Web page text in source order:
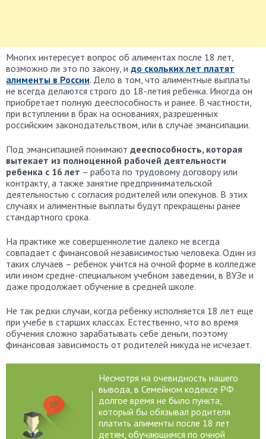
Многих интересует вопрос об алиментах после 18 лет,
возможно ли это по закону, и до скольких лет платят
алименты в России. Дело в том, что алиментные выплаты
не всегда делаются строго до 18-летия ребенка. Иногда он
приобретает полную дееспособность и ранее. В частности,
при вступлении в брак на основаниях, разрешенных
российским законодательством, или в случае эмансипации.
Под эмансипацией понимают дееспособность, которая
вытекает из полноценной рабочей деятельности
ребенка с 16 лет – работа по трудовому договору или
контракту, а также занятие предпринимательской
деятельностью с согласия родителей или опекунов. В этих
случаях и алиментные выплаты будут прекращены ранее
стандартного срока.
На практике же совершеннолетие далеко не всегда
совпадает с финансовой независимостью человека. Один из
таких случаев – ребенок учится на очной форме в колледже
или ином средне-специальном учебном заведении, в ВУЗе и
даже продолжает обучение в средней школе.
Не так редки случаи, когда ребенку исполняется 18 лет еще
при учебе в старших классах. Естественно, что во время
обучения сложно зарабатывать себе деньги, поэтому
финансовая зависимость от родителей никуда не исчезает.
Несмотря на очевидность нашего
вывода, в Семейном кодексе РФ
долгое время не было пункта,
который бы обязывал родителя
платить алименты после 18 лет
детям, обучающимся по очной